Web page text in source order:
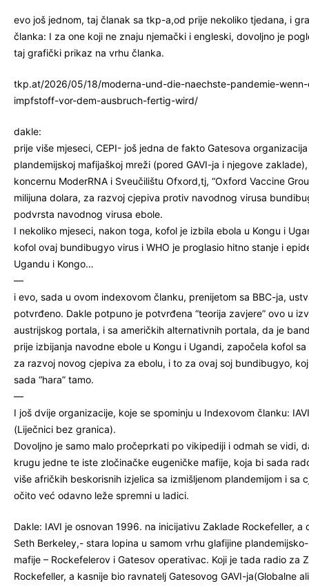
evo još jednom, taj članak sa tkp-a,od prije nekoliko tjedana, i
članka: I za one koji ne znaju njemački i engleski, dovoljno je
taj grafički prikaz na vrhu članka.
tkp.at/2026/05/18/moderna-und-die-naechste-pandemie-
impfstoff-vor-dem-ausbruch-fertig-wird/
dakle:
prije više mjeseci, CEPI- još jedna de fakto Gatesova
plandemijskoj mafijaškoj mreži (pored GAVI-ja i njegove
koncernu ModerRNA i Sveučilištu Ofxord,tj, “Oxford Vaccine
milijuna dolara, za razvoj cjepiva protiv navodnog virusa
podvrsta navodnog virusa ebole.
I nekoliko mjeseci, nakon toga, kofol je izbila ebola u Kongu i
kofol ovaj bundibugyo virus i WHO je proglasio hitno stanje i
Ugandu i Kongo…
—
i evo, sada u ovom indexovom članku, prenijetom sa BBC-ja,
potvrđeno. Dakle potpuno je potvrđena “teorija zavjere” ovo u
austrijskog portala, i sa američkih alternativnih portala, da je
prije izbijanja navodne ebole u Kongu i Ugandi, započela kofol
za razvoj novog cjepiva za ebolu, i to za ovaj soj bundibugyo,
sada “hara” tamo.
—
I još dvije organizacije, koje se spominju u Indexovom članku:
(Liječnici bez granica).
Dovoljno je samo malo pročeprkati po vikipediji i odmah se vidi,
krugu jedne te iste zločinačke eugeničke mafije, koja bi sada
više afričkih beskorisnih izjelica sa izmišljenom plandemijom i sa
očito već odavno leže spremni u ladici.
Dakle: IAVI je osnovan 1996. na inicijativu Zaklade Rockefeller, a
Seth Berkeley,- stara lopina u samom vrhu glafijine
mafije – Rockefelerov i Gatesov operativac. Koji je tada radio za
Rockefeller, a kasnije bio ravnatelj Gatesovog GAVI-ja(Globalne